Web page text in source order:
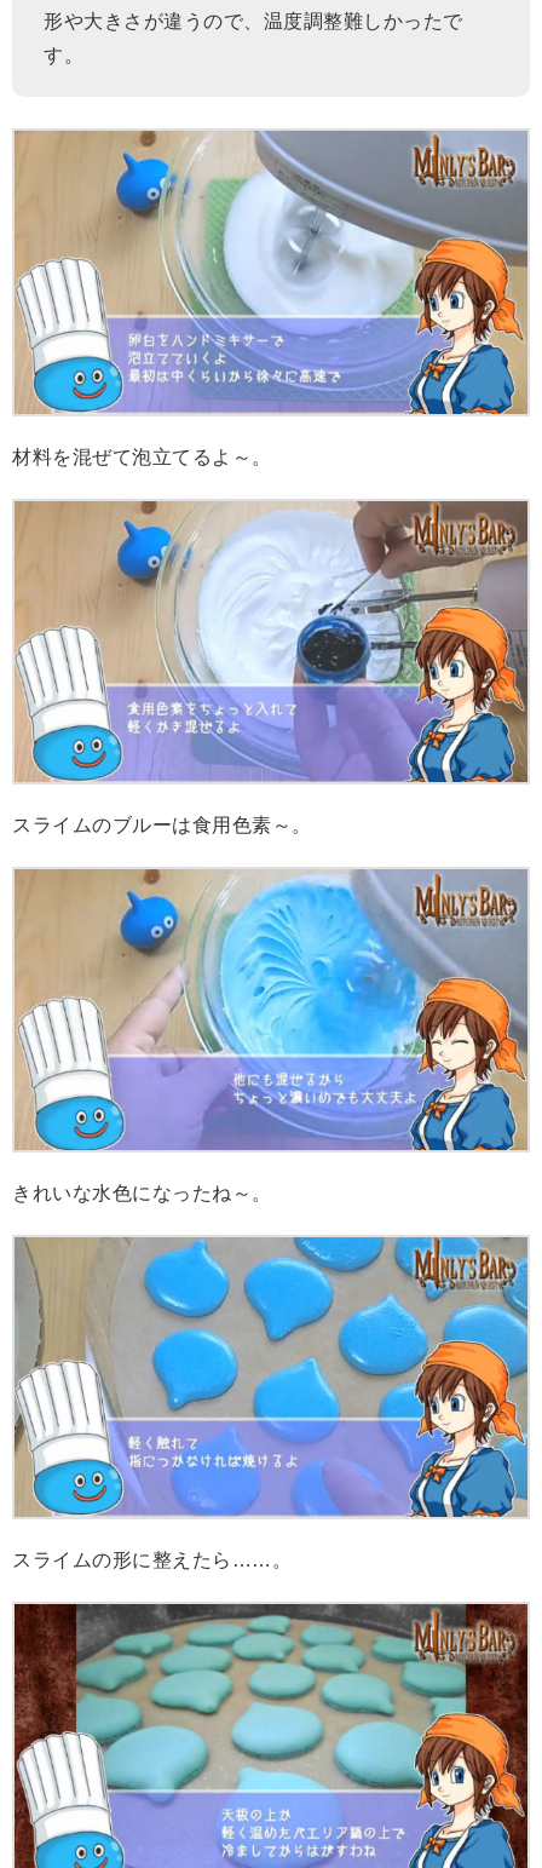
形や大きさが違うので、温度調整難しかったで
す。
材料を混ぜて泡立てるよ～。
スライムのブルーは食用色素～。
きれいな水色になったね～。
スライムの形に整えたら……。